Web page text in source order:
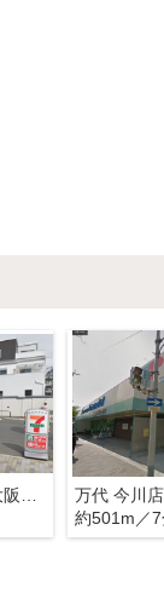
万代 今川店
約501m／